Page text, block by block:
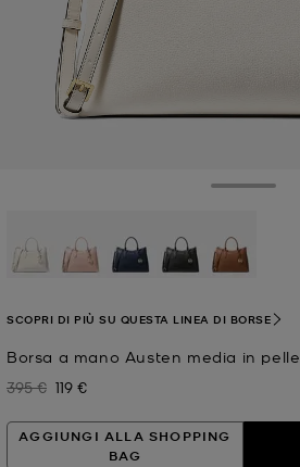
Borsa a mano Austen media in pelle
Prezzo iniziale
395 € Prezzo attuale
119 €
SCOPRI DI PIÙ SU QUESTA LINEA DI BORSE
AGGIUNGI ALLA SHOPPING
BAG